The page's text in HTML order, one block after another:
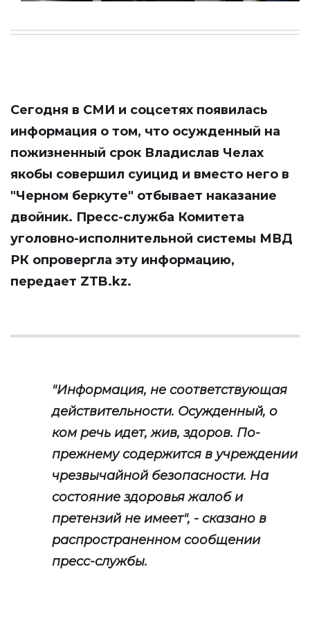
Сегодня в СМИ и соцсетях появилась
информация о том, что осужденный на
пожизненный срок Владислав Челах
якобы совершил суицид и вместо него в
"Черном беркуте" отбывает наказание
двойник. Пресс-служба Комитета
уголовно-исполнительной системы МВД
РК опровергла эту информацию,
передает ZTB.kz.
"Информация, не соответствующая
действительности. Осужденный, о
ком речь идет, жив, здоров. По-
прежнему содержится в учреждении
чрезвычайной безопасности. На
состояние здоровья жалоб и
претензий не имеет", - сказано в
распространенном сообщении
пресс-службы.